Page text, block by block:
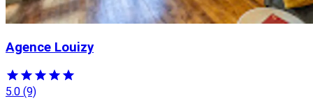
Agence Louizy
5.0 (9)